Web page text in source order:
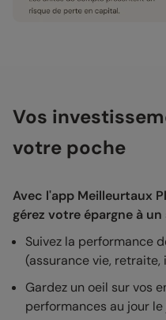
Vos
votre poche
Avec l'app Meilleurtaux
gérez votre épargne à
Suivez la performance
(assurance vie,
Gardez un oeil sur vos
performances au jour le